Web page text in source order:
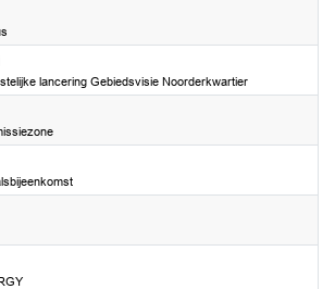
2023
lancering Gebiedsvisie Noorderkwartier